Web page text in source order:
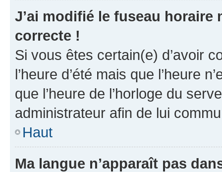
J’ai modifié le fuseau horaire
correcte !
Si vous êtes certain(e) d’avoir
l’heure d’été mais que l’heure
que l’heure de l’horloge du
administrateur afin de lui
Haut
Ma langue n’apparaît pas